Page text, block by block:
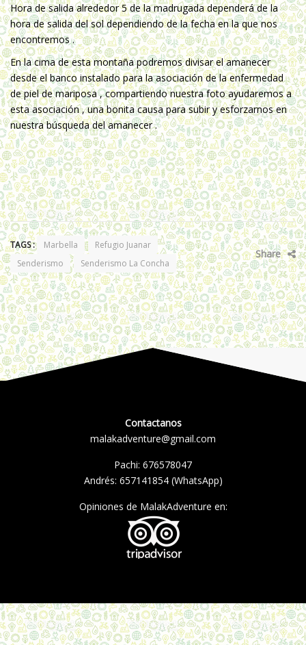
Hora de salida alrededor 5 de la madrugada dependerá de la
hora de salida del sol dependiendo de la fecha en la que nos
encontremos .
En la cima de esta montaña podremos divisar el amanecer
desde el banco instalado para la asociación de la enfermedad
de piel de mariposa , compartiendo nuestra foto ayudaremos a
esta asociación , una bonita causa para subir y esforzarnos en
nuestra búsqueda del amanecer .
TAGS : Marbella
Refugio Juanar
Senderismo
Senderismo La Concha
Share
Contactanos
malakadventure@gmail.com
Pachi: 676578047
Andrés: 657141854(WhatsApp)
Opiniones de MalakAdventure en: